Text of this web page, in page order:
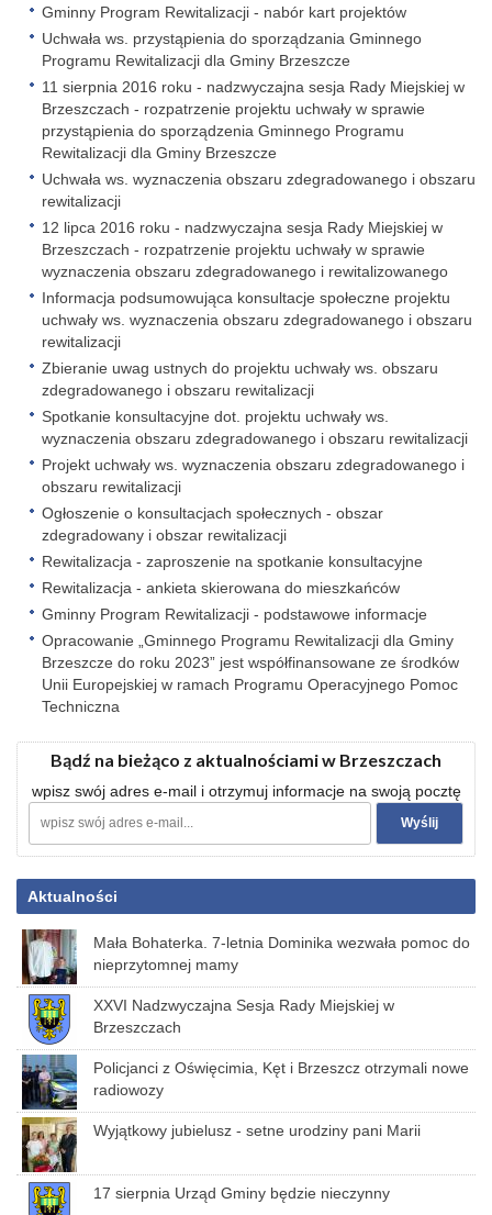
Gminny Program Rewitalizacji - nabór kart projektów
Uchwała ws. przystąpienia do sporządzania Gminnego
Programu Rewitalizacji dla Gminy Brzeszcze
11 sierpnia 2016 roku - nadzwyczajna sesja Rady Miejskiej w
Brzeszczach - rozpatrzenie projektu uchwały w sprawie
przystąpienia do sporządzenia Gminnego Programu
Rewitalizacji dla Gminy Brzeszcze
Uchwała ws. wyznaczenia obszaru zdegradowanego i obszaru
rewitalizacji
12 lipca 2016 roku - nadzwyczajna sesja Rady Miejskiej w
Brzeszczach - rozpatrzenie projektu uchwały w sprawie
wyznaczenia obszaru zdegradowanego i rewitalizowanego
Informacja podsumowująca konsultacje społeczne projektu
uchwały ws. wyznaczenia obszaru zdegradowanego i obszaru
rewitalizacji
Zbieranie uwag ustnych do projektu uchwały ws. obszaru
zdegradowanego i obszaru rewitalizacji
Spotkanie konsultacyjne dot. projektu uchwały ws.
wyznaczenia obszaru zdegradowanego i obszaru rewitalizacji
Projekt uchwały ws. wyznaczenia obszaru zdegradowanego i
obszaru rewitalizacji
Ogłoszenie o konsultacjach społecznych - obszar
zdegradowany i obszar rewitalizacji
Rewitalizacja - zaproszenie na spotkanie konsultacyjne
Rewitalizacja - ankieta skierowana do mieszkańców
Gminny Program Rewitalizacji - podstawowe informacje
Opracowanie „Gminnego Programu Rewitalizacji dla Gminy
Brzeszcze do roku 2023” jest współfinansowane ze środków
Unii Europejskiej w ramach Programu Operacyjnego Pomoc
Techniczna
Bądź na bieżąco z aktualnościami w Brzeszczach
wpisz swój adres e-mail i otrzymuj informacje na swoją pocztę
Aktualności
Mała Bohaterka. 7-letnia Dominika wezwała pomoc do
nieprzytomnej mamy
XXVI Nadzwyczajna Sesja Rady Miejskiej w
Brzeszczach
Policjanci z Oświęcimia, Kęt i Brzeszcz otrzymali nowe
radiowozy
Wyjątkowy jubielusz - setne urodziny pani Marii
17 sierpnia Urząd Gminy będzie nieczynny